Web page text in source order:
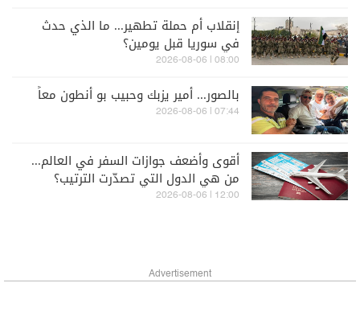
إنقلاب أم حملة تطهير... ما الذي حدث
في سوريا قبل يومين؟
08:00 | 2026-08-06
بالصور... أمير يزبك وحبيب بو أنطون معاً
07:44 | 2026-08-06
أقوى وأضعف جوازات السفر في العالم...
من هي الدول التي تصدّرت الترتيب؟
12:00 | 2026-08-06
Advertisement